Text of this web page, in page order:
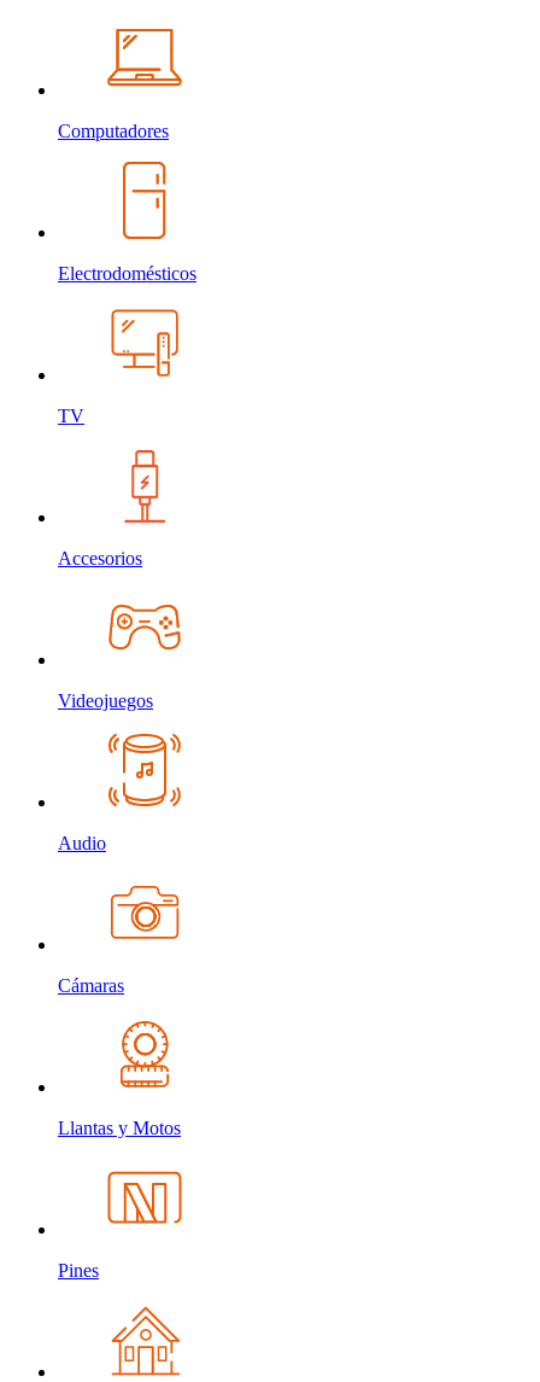
Computadores
Electrodomésticos
TV
Accesorios
Videojuegos
Audio
Cámaras
Llantas y Motos
Pines